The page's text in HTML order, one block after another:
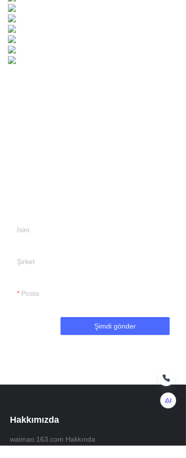
İsim
Şirket
Posta
Şimdi gönder
Hakkımızda
waimao.163.com Hakkında